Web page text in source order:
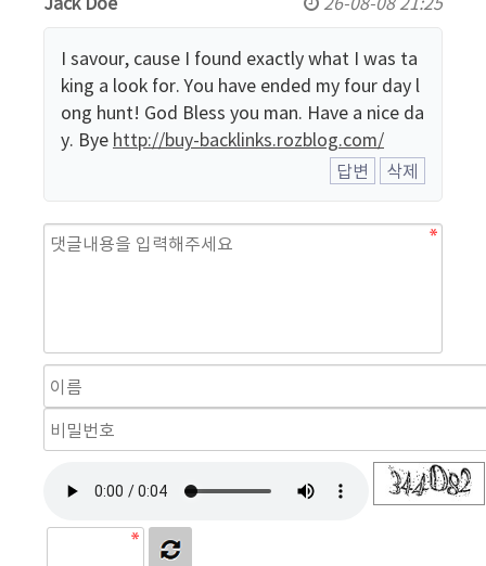
I savour, cause I found exactly what I was ta
king a look for. You have ended my four day l
ong hunt! God Bless you man. Have a nice da
y. Bye http://buy-backlinks.rozblog.com/
답변
삭제